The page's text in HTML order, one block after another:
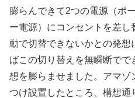
膨らんできて2つの電源（ポ
ー電源）にコンセントを差
動で切替できないかとの発
ばこの切り替えを無瞬断で
想を膨らませました。アマ
つけ設置したところ、構想